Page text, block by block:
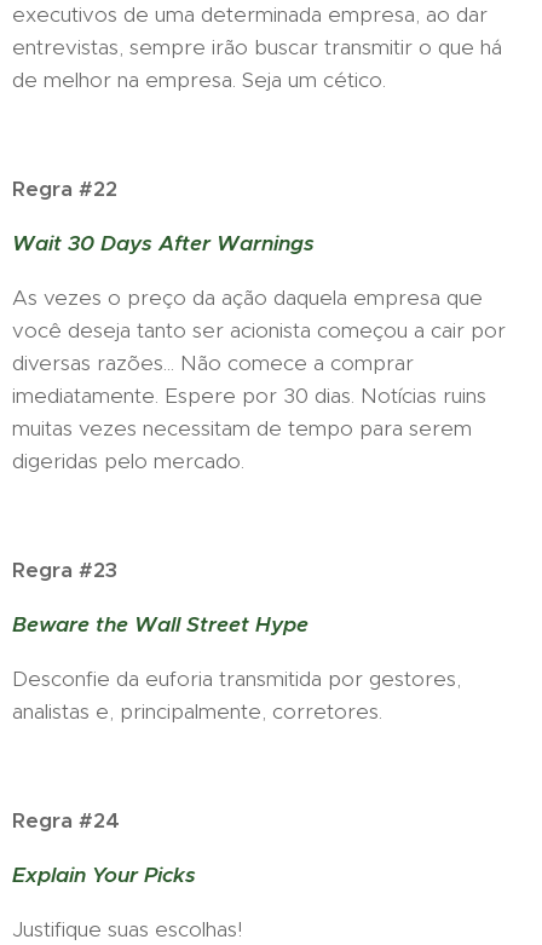
executivos de uma determinada empresa, ao dar
entrevistas, sempre irão buscar transmitir o que há
de melhor na empresa. Seja um cético.
Regra #22
Wait 30 Days After Warnings
As vezes o preço da ação daquela empresa que
você deseja tanto ser acionista começou a cair por
diversas razões... Não comece a comprar
imediatamente. Espere por 30 dias. Notícias ruins
muitas vezes necessitam de tempo para serem
digeridas pelo mercado.
Regra #23
Beware the Wall Street Hype
Desconfie da euforia transmitida por gestores,
analistas e, principalmente, corretores.
Regra #24
Explain Your Picks
Justifique suas escolhas!